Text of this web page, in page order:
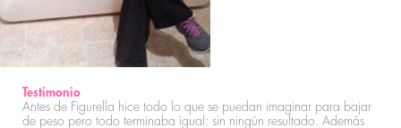
Testimonio
Antes de Figurella hice todo lo que se puedan imaginar para bajar
de peso pero todo terminaba igual: sin ningún resultado. Además